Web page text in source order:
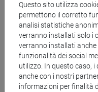
approfondimento,
che potrà essere
differente rispetto
Graduazione
Questo sito utilizza
permettono il corretto
analisi statistiche
verranno installati solo i
verranno installati
funzionalità dei social
utilizzo. In questo caso,
anche con i nostri
informazioni per finalità